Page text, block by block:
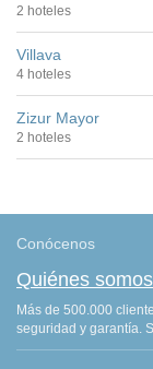
2 hoteles
Villava
4 hoteles
Zizur Mayor
2 hoteles
Conócenos
Quiénes somos
Más de 500.000
seguridad y garantía.